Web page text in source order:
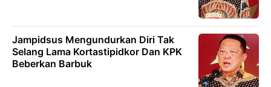
Jampidsus Mengundurkan Diri Tak
Selang Lama Kortastipidkor Dan KPK
Beberkan Barbuk